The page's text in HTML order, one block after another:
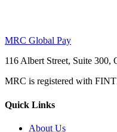
MRC Global Pay
116 Albert Street, Suite 300,
MRC is registered with
Quick Links
About Us